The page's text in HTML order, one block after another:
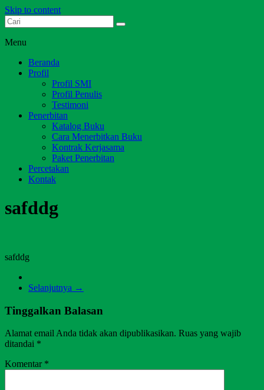
Skip to content
Dari Jambi untuk Indonesia
Menu
Beranda
Profil
Profil SMI
Profil Penulis
Testimoni
Penerbitan
Katalog Buku
Cara Menerbitkan Buku
Kontrak Kerjasama
Paket Penerbitan
Percetakan
Kontak
safddg
safddg
Selanjutnya →
Tinggalkan Balasan
Alamat email Anda tidak akan dipublikasikan. Ruas yang wajib
ditandai *
Komentar *